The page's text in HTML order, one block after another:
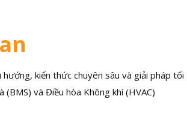
kiến thức chuyên sâu và giải pháp tối
và Điều hòa Không khí (HVAC)